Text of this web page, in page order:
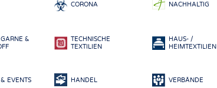
TEXTILE LEADERSHIP
CORONA NACHHALTIG
&
TECHNISCHE
TEXTILIEN
HAUS- /
HEIMTEXTILIEN
EVENTS HANDEL VERBÄNDE